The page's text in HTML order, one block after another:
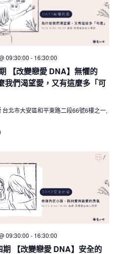
【改變戀愛 DNA】無懼的
我們渴望愛，又有這麼多「可
09:30:00 - 16:30:00
台北市大安區和平東路二段66號6樓之一,
期 【改變戀愛 DNA】安全的
09:30:00 - 16:30:00